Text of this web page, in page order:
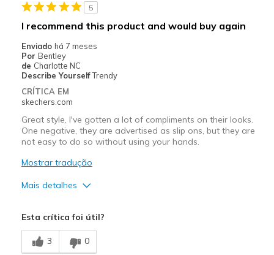
Going Out
Width
Sizing
Feels true to size
View On Shoes
5
I recommend this product and would buy again
Enviado há 7 meses
Por Bentley
de Charlotte NC
Describe YourselfTrendy
CRÍTICA EM
skechers.com
Great style, I've gotten a lot of compliments on their looks.
One negative, they are advertised as slip ons, but they are
not easy to do so without using your hands.
Mostrar tradução
Mais detalhes
Comfortable
Esta crítica foi útil?
3 0